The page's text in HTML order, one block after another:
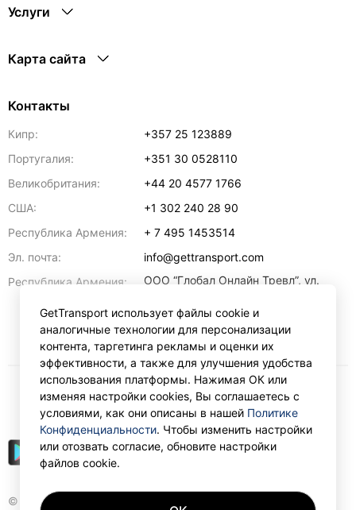
Услуги
Карта сайта
Контакты
Кипр:
+357 25 123889
Португалия:
+351 30 0528110
Великобритания:
+44 20 4577 1766
США:
+1 302 240 28 90
Республика Армения:
+ 7 495 1453514
Эл. почта:
info@gettransport.com
Республика Армения:
ООО “Глобал Онлайн Тревл”, ул.
регистрационный номер
271.110.1183229, РНН 00238516
Ереван 0070
© Gettransport International Limited. GetTransport®
RUB
GetTransport использует файлы cookie и
аналогичные технологии для персонализации
контента, таргетинга рекламы и оценки их
эффективности, а также для улучшения удобства
использования платформы. Нажимая ОК или
изменяя настройки cookies, Вы соглашаетесь с
условиями, как они описаны в нашей Политике
Конфиденциальности. Чтобы изменить настройки
или отозвать согласие, обновите настройки
файлов cookie.